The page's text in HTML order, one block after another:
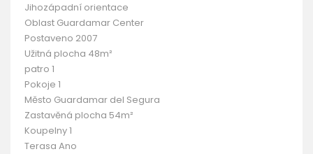
Jihozápadní orientace
Oblast Guardamar Center
Postaveno 2007
Užitná plocha 48m²
patro 1
Pokoje 1
Město Guardamar del Segura
Zastavěná plocha 54m²
Koupelny 1
Terasa Ano